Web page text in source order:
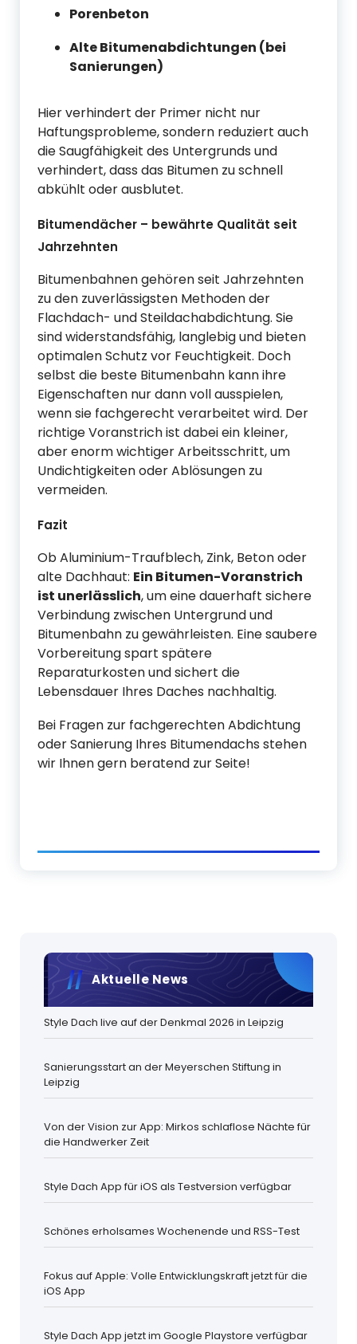
Porenbeton
Alte Bitumenabdichtungen (bei
Sanierungen)
Hier verhindert der Primer nicht nur
Haftungsprobleme, sondern reduziert auch
die Saugfähigkeit des Untergrunds und
verhindert, dass das Bitumen zu schnell
abkühlt oder ausblutet.
Bitumendächer – bewährte Qualität seit
Jahrzehnten
Bitumenbahnen gehören seit Jahrzehnten
zu den zuverlässigsten Methoden der
Flachdach- und Steildachabdichtung. Sie
sind widerstandsfähig, langlebig und bieten
optimalen Schutz vor Feuchtigkeit. Doch
selbst die beste Bitumenbahn kann ihre
Eigenschaften nur dann voll ausspielen,
wenn sie fachgerecht verarbeitet wird. Der
richtige Voranstrich ist dabei ein kleiner,
aber enorm wichtiger Arbeitsschritt, um
Undichtigkeiten oder Ablösungen zu
vermeiden.
Fazit
Ob Aluminium-Traufblech, Zink, Beton oder
alte Dachhaut: Ein Bitumen-Voranstrich
ist unerlässlich, um eine dauerhaft sichere
Verbindung zwischen Untergrund und
Bitumenbahn zu gewährleisten. Eine saubere
Vorbereitung spart spätere
Reparaturkosten und sichert die
Lebensdauer Ihres Daches nachhaltig.
Bei Fragen zur fachgerechten Abdichtung
oder Sanierung Ihres Bitumendachs stehen
wir Ihnen gern beratend zur Seite!
Aktuelle News
Style Dach live auf der Denkmal 2026 in Leipzig
Sanierungsstart an der Meyerschen Stiftung in
Leipzig
Von der Vision zur App: Mirkos schlaflose Nächte für
die Handwerker Zeit
Style Dach App für iOS als Testversion verfügbar
Schönes erholsames Wochenende und RSS-Test
Fokus auf Apple: Volle Entwicklungskraft jetzt für die
iOS App
Style Dach App jetzt im Google Playstore verfügbar